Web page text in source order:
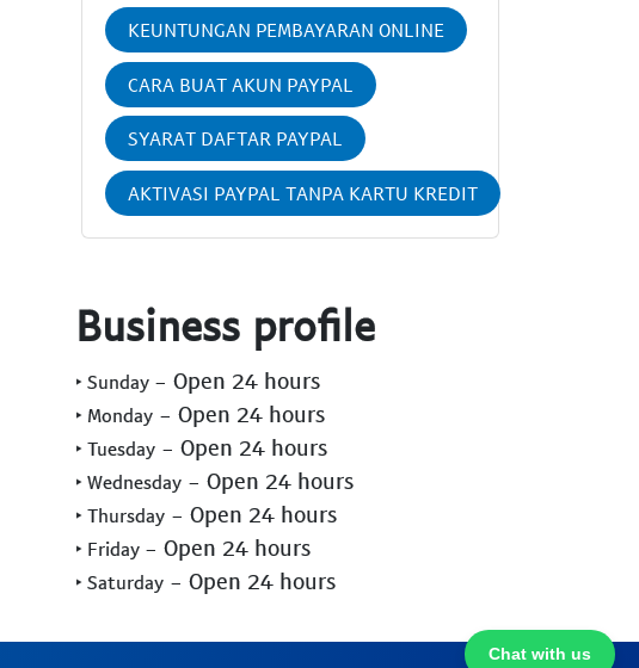
KEUNTUNGAN PEMBAYARAN ONLINE
CARA BUAT AKUN PAYPAL
SYARAT DAFTAR PAYPAL
AKTIVASI PAYPAL TANPA KARTU KREDIT
Chat with us
Business profile
‣ Sunday - Open 24 hours
‣ Monday - Open 24 hours
‣ Tuesday - Open 24 hours
‣ Wednesday - Open 24 hours
‣ Thursday - Open 24 hours
‣ Friday - Open 24 hours
‣ Saturday - Open 24 hours